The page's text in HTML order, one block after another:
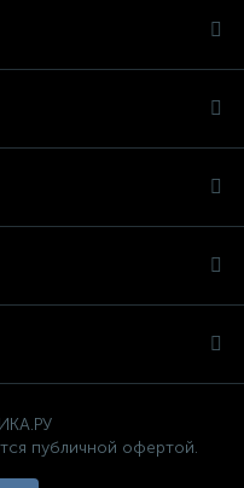
публичной офертой.